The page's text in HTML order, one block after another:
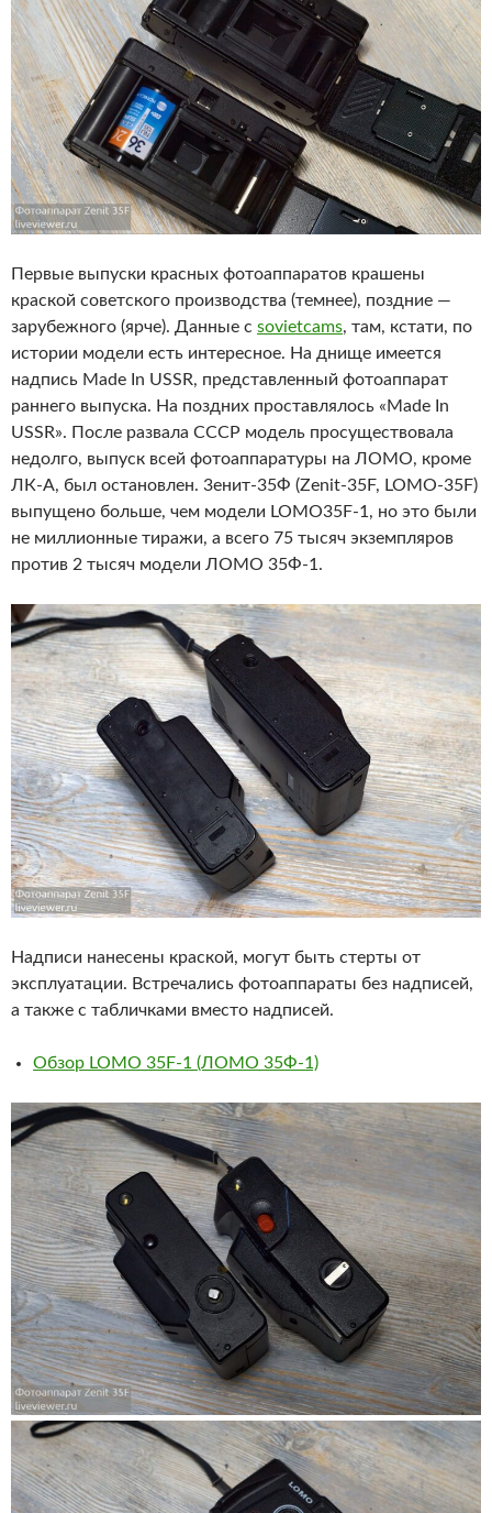
Первые выпуски красных фотоаппаратов крашены
краской советского производства (темнее), поздние —
зарубежного (ярче). Данные с sovietcams, там, кстати, по
истории модели есть интересное. На днище имеется
надпись Made In USSR, представленный фотоаппарат
раннего выпуска. На поздних проставлялось «Made In
USSR». После развала СССР модель просуществовала
недолго, выпуск всей фотоаппаратуры на ЛОМО, кроме
ЛК-А, был остановлен. 3енит-35Ф (Zenit-35F, LOMO-35F)
выпущено больше, чем модели LOMO35F-1, но это были
не миллионные тиражи, а всего 75 тысяч экземпляров
против 2 тысяч модели ЛОМО 35Ф-1.
Надписи нанесены краской, могут быть стерты от
эксплуатации. Встречались фотоаппараты без надписей,
а также с табличками вместо надписей.
Обзор LOMO 35F-1 (ЛОМО 35Ф-1)